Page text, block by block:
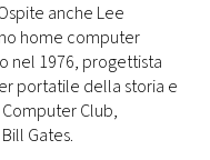
anche Lee
home computer
nel 1976, progettista
portatile della storia e
Club,
Gates.